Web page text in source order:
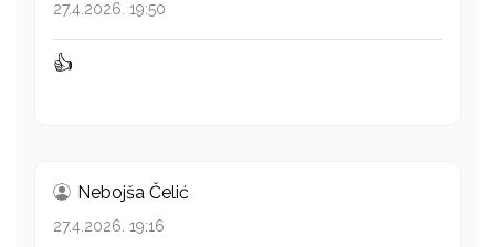
27.4.2026. 19:50
👍
Nebojša Čelić
27.4.2026. 19:16